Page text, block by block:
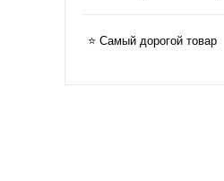
⭐ Самый дорогой товар